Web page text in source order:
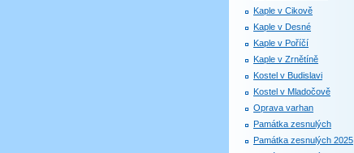
Kaple v Cikově
Kaple v Desné
Kaple v Poříčí
Kaple v Zrnětíně
Kostel v Budislavi
Kostel v Mladočově
Oprava varhan
Památka zesnulých
Památka zesnulých 2025